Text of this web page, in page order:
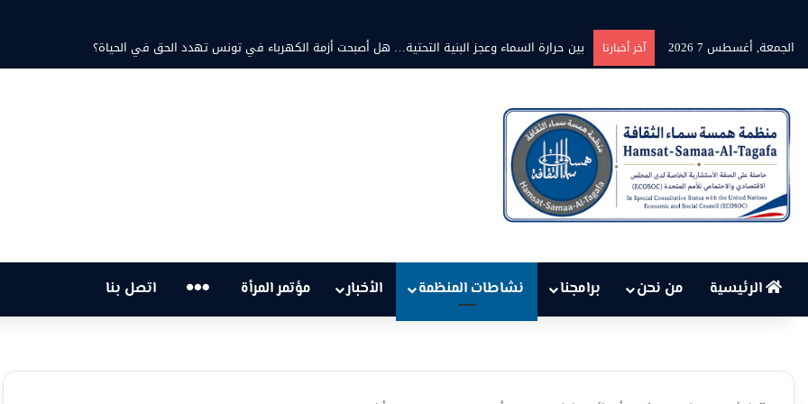
الجمعة, أغسطس 7 2026
آخر أخبارنا بين حرارة السماء وعجز البنية التحتية… هل أصبحت أزمة الكهرباء في تونس تهدد الحق في الحياة؟
الرئيسية من نحن برامجنا نشاطات المنظمة الأخبار مؤتمر المرأة … اتصل بنا